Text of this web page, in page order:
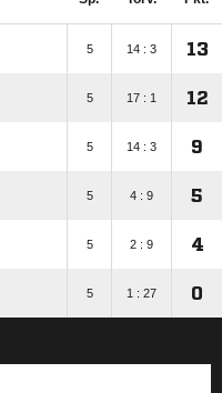
5 14 : 3 13
5 17 : 1 12
5 14 : 3 9
5 4 : 9 5
5 2 : 9 4
5 1 : 27 0